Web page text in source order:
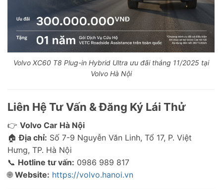
Volvo XC60 T8 Plug-in Hybrid Ultra ưu đãi tháng 11/2025 tại
Volvo Hà Nội
Liên Hệ Tư Vấn & Đăng Ký Lái Thử
👉 Volvo Car Hà Nội
🏠Địa chỉ: Số 7-9 Nguyễn Văn Linh, Tổ 17, P. Việt
Hưng, TP. Hà Nội
📞 Hotline tư vấn: 0986 989 817
🌐 Website: https://volvo.hanoi.vn